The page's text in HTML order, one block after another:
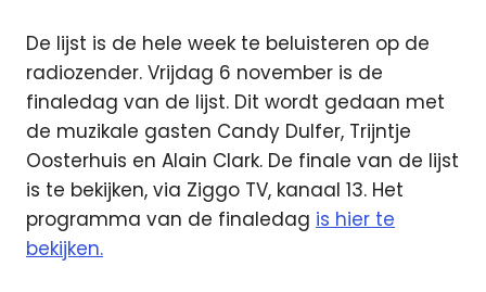
De lijst is de hele week te beluisteren op de
radiozender. Vrijdag 6 november is de
finaledag van de lijst. Dit wordt gedaan met
de muzikale gasten Candy Dulfer, Trijntje
Oosterhuis en Alain Clark. De finale van de lijst
is te bekijken, via Ziggo TV, kanaal 13. Het
programma van de finaledag is hier te
bekijken.